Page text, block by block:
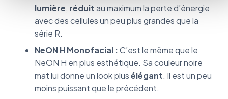
lumière, réduitau maximum la perte d’énergie
avec des cellules un peu plus grandes que la
série R.
NeON H Monofacial :C’est le même que le
NeON H en plus esthétique. Sa couleur noire
mat lui donne un look plusélégant. Il est un peu
moins puissant que le précédent.